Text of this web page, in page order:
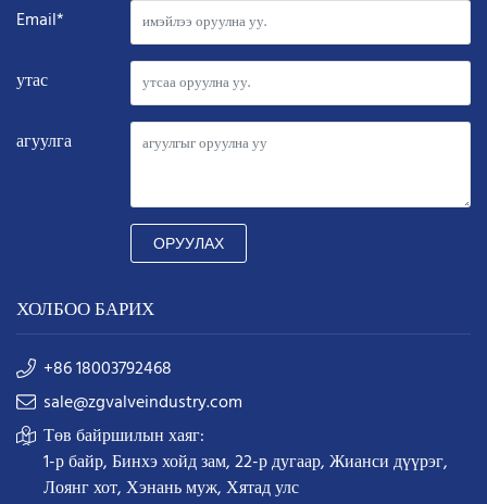
Email*
утас
агуулга
ОРУУЛАХ
ХОЛБОО БАРИХ
+86 18003792468
sale@zgvalveindustry.com
Төв байршилын хаяг:
1-р байр, Бинхэ хойд зам, 22-р дугаар, Жианси дүүрэг,
Лоянг хот, Хэнань муж, Хятад улс